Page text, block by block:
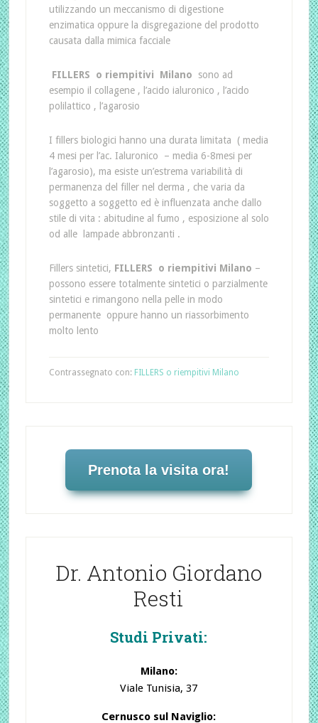
utilizzando un meccanismo di digestione
enzimatica oppure la disgregazione del prodotto
causata dalla mimica facciale
FILLERS o riempitivi Milano sono ad
esempio il collagene , l’acido ialuronico , l’acido
polilattico , l’agarosio
I fillers biologici hanno una durata limitata ( media
4 mesi per l’ac. Ialuronico – media 6-8mesi per
l’agarosio), ma esiste un’estrema variabilità di
permanenza del filler nel derma , che varia da
soggetto a soggetto ed è influenzata anche dallo
stile di vita : abitudine al fumo , esposizione al solo
od alle lampade abbronzanti .
Fillers sintetici, FILLERS o riempitivi Milano –
possono essere totalmente sintetici o parzialmente
sintetici e rimangono nella pelle in modo
permanente oppure hanno un riassorbimento
molto lento
Contrassegnato con: FILLERS o riempitivi Milano
Prenota la visita ora!
Dr. Antonio Giordano
Resti
Studi Privati:
Milano:
Viale Tunisia, 37
Cernusco sul Naviglio: